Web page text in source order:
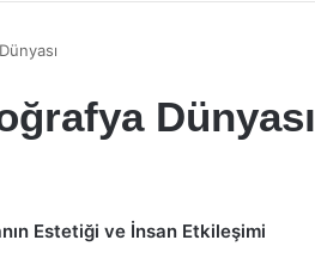
Dünyası
Estetiği ve İnsan Etkileşimi